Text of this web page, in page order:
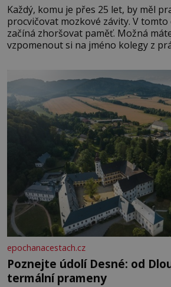
Každý, komu je přes 25 let, by měl
procvičovat mozkové závity. V
začíná zhoršovat paměť. Možná
vzpomenout si na jméno kolegy z
Je to opravdu tak, s věkem jako
rozhodla stávkovat. Cvičte
epochanacestach.cz
Poznejte údolí Desné: od
termální prameny